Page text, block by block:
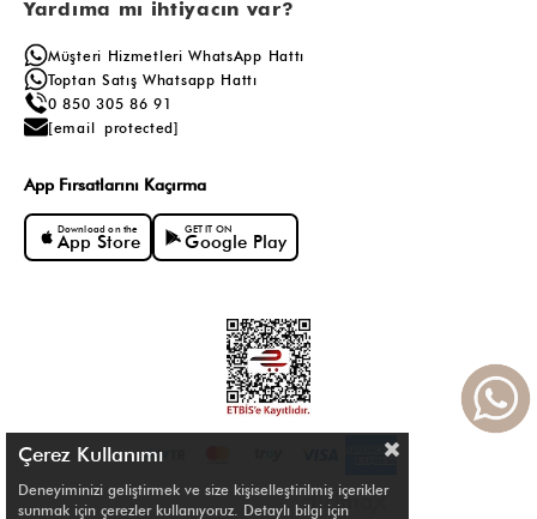
Yardıma mı ihtiyacın var?
Müşteri Hizmetleri WhatsApp Hattı
Toptan Satış Whatsapp Hattı
0 850 305 86 91
[email protected]
App Fırsatlarını Kaçırma
Download on the
App Store
GET IT ON
Google Play
Çerez Kullanımı
Deneyiminizi geliştirmek ve size kişiselleştirilmiş içerikler
sunmak için çerezler kullanıyoruz. Detaylı bilgi için